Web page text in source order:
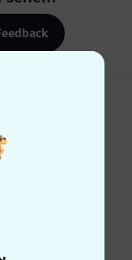
gewinne mit